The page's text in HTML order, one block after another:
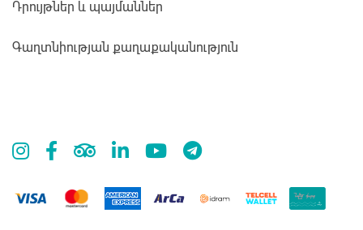
Դրույթներ և պայմաններ
Գաղտնիության քաղաքականություն